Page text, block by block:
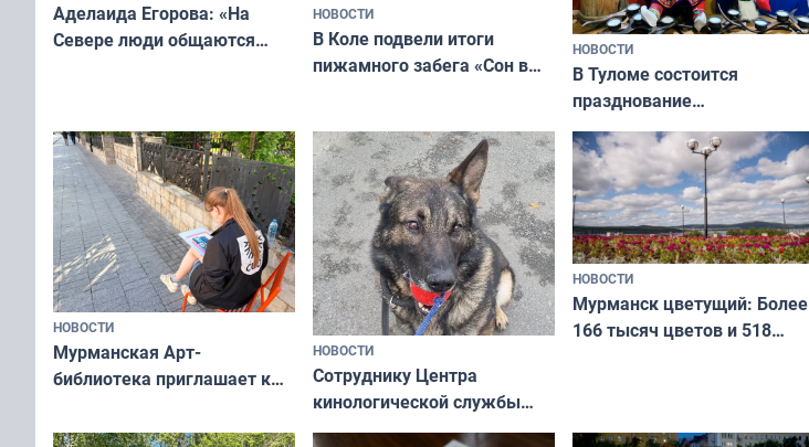
Аделаида Егорова: «На
Севере люди общаются
НОВОСТИ
В Коле подвели итоги
пижамного забега «Сон в
НОВОСТИ
В Туломе состоится
празднование
Международного дня
коренных народов мира
НОВОСТИ
Мурманская Арт-
библиотека приглашает к
и фотографов
НОВОСТИ
Сотруднику Центра
кинологической службы
ищут новый дом
НОВОСТИ
Мурманск цветущий: Более
166 тысяч цветов и 518